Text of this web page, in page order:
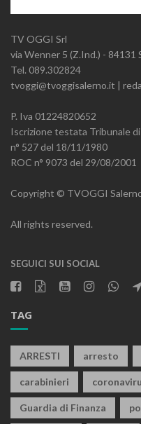
TV OGGI Srl
via Wenner 5 (Z.Ind.) - 84131
Tel. 089.302824
tvoggi@tvoggisalerno.it |
P. Iva 01224820652
Iscrizione testata Tribunale di
n° 527 del 18/11/1980
ROC n° 9073 del 29/08/2001
Copyright © TVOGGI
All rights reserved.
SEGUICI SUI SOCIAL
TAG
ARRESTI arresto
carabinieri
Guardia di Finanza